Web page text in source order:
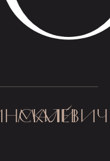
МАЛЕВИЧ